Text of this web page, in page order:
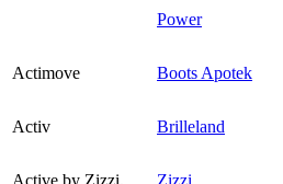
Power
Actimove
Boots Apotek
Activ Brilleland
Active by Zizzi.
Zizzi